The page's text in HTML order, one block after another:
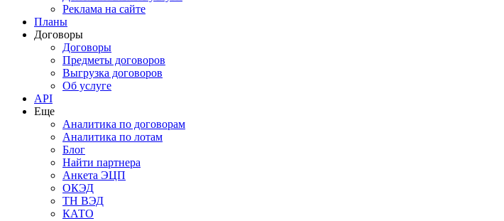
Реклама на сайте
Планы
Договоры
Договоры
Предметы договоров
Выгрузка договоров
Об услуге
API
Еще
Аналитика по договорам
Аналитика по лотам
Блог
Найти партнера
Анкета ЭЦП
ОКЭД
ТН ВЭД
КАТО